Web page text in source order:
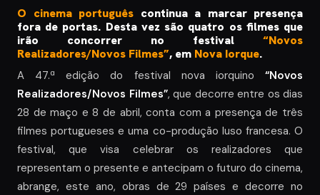
O cinema português continua a marcar presença
fora de portas. Desta vez são quatro os filmes que
irão concorrer no festival “Novos
Realizadores/Novos Filmes”, em Nova Iorque.
A 47.ª edição do festival nova iorquino “Novos
Realizadores/Novos Filmes”, que decorre entre os dias
28 de maço e 8 de abril, conta com a presença de três
filmes portugueses e uma co-produção luso francesa. O
festival, que visa celebrar os realizadores que
representam o presente e antecipam o futuro do cinema,
abrange, este ano, obras de 29 países e decorre no